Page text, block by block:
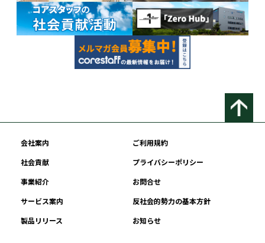
会社案内
ご利用規約
社会貢献
プライバシーポリシー
事業紹介
お問合せ
サービス案内
反社会的勢力の基本方針
製品リリース
お知らせ